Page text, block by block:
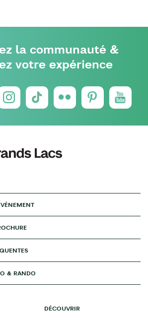
la communauté &
votre expérience
& RANDO
DÉCOUVRIR